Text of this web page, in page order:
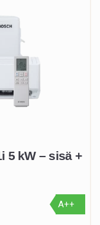
5 kW – sisä +
A++